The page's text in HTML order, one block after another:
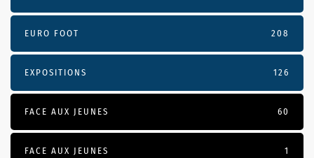
EURO FOOT 208
EXPOSITIONS 126
FACE AUX JEUNES 60
FACE AUX JEUNES 1